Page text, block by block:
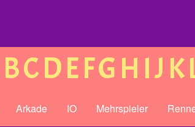
BCDEFGH IJ K
Arkade IO Mehrspieler